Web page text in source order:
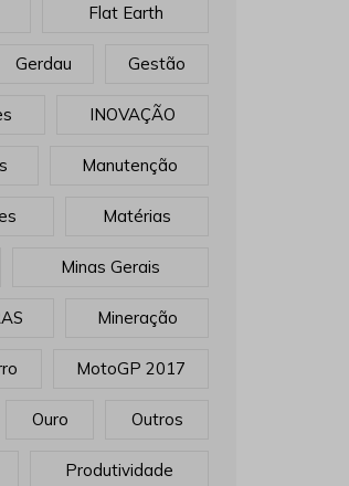
Flat Earth
Gerdau Gestão
INOVAÇÃO
Manutenção
Matérias
Minas Gerais
Mineração
MotoGP 2017
Ouro Outros
Produtividade